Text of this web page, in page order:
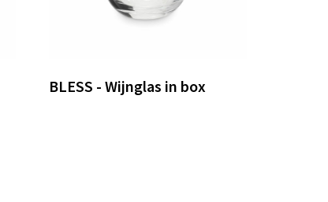
BLESS - Wijnglas in box